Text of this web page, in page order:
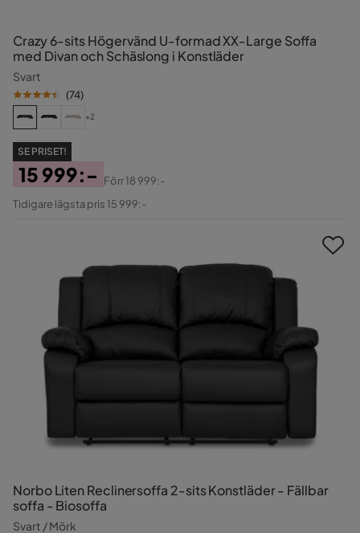
Crazy 6-sits Högervänd U-formad XX-Large Soffa
med Divan och Schäslong i Konstläder
Svart
(74)
+2
SE PRISET!
Pris
15 999:-
Original
Förr18 999:-
Tidigare lägsta pris 15 999:-
Norbo Liten Reclinersoffa 2-sits Konstläder - Fällbar
soffa - Biosoffa
Svart / Mörk